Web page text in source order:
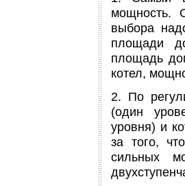
мощность.
выбора
площади
площадь
котел,
2. По
(один
уровня) и
за того,
сильных